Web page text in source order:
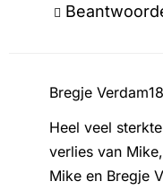
Bregje Verdam
Heel veel
verlies van Mike,
Mike en Bregje